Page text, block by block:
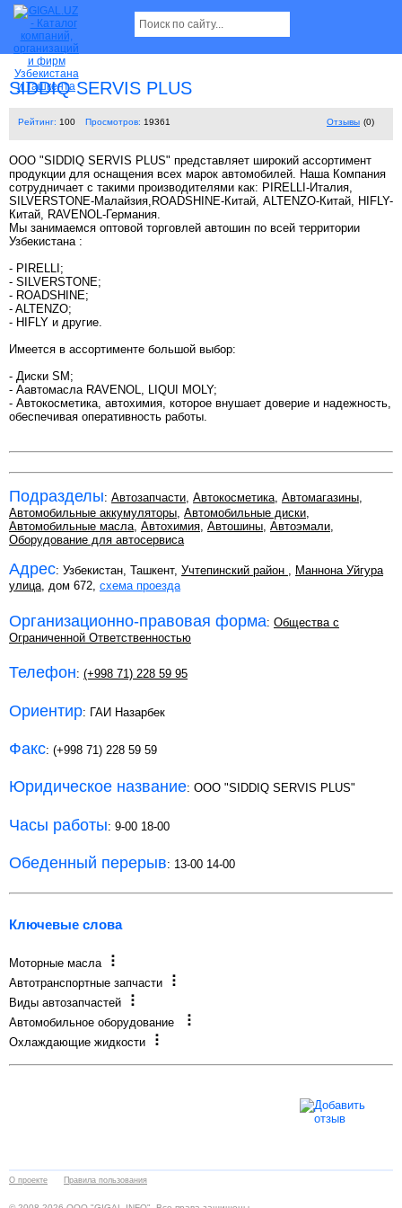
SIDDIQ SERVIS PLUS
Рейтинг: 100 Просмотров: 19361 Отзывы (0)
ООО "SIDDIQ SERVIS PLUS" представляет широкий ассортимент
продукции для оснащения всех марок автомобилей. Наша Компания
сотрудничает с такими производителями как: PIRELLI-Италия,
SILVERSTONE-Малайзия,ROADSHINE-Китай, ALTENZO-Китай, HIFLY-
Китай, RAVENOL-Германия.
Мы занимаемся оптовой торговлей автошин по всей территории
Узбекистана :
- PIRELLI;
- SILVERSTONE;
- ROADSHINE;
- ALTENZO;
- HIFLY и другие.
Имеется в ассортименте большой выбор:
- Диски SM;
- Аавтомасла RAVENOL, LIQUI MOLY;
- Автокосметика, автохимия, которое внушает доверие и надежность,
обеспечивая оперативность работы.
Подразделы: Автозапчасти, Автокосметика, Автомагазины,
Автомобильные аккумуляторы, Автомобильные диски,
Автомобильные масла, Автохимия, Автошины, Автоэмали,
Оборудование для автосервиса
Адрес: Узбекистан, Ташкент, Учтепинский район , Маннона Уйгура
улица, дом 672, схема проезда
Организационно-правовая форма: Общества с
Ограниченной Ответственностью
Телефон: (+998 71) 228 59 95
Ориентир: ГАИ Назарбек
Факс: (+998 71) 228 59 59
Юридическое название: ООО "SIDDIQ SERVIS PLUS"
Часы работы: 9-00 18-00
Обеденный перерыв: 13-00 14-00
Ключевые слова
Моторные масла
Автотранспортные запчасти
Виды автозапчастей
Автомобильное оборудование
Охлаждающие жидкости
О проекте Правила пользования